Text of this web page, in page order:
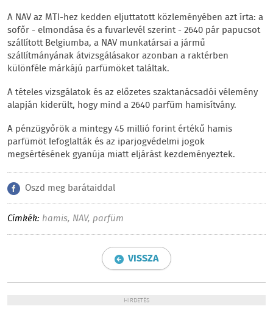
A NAV az MTI-hez kedden eljuttatott közleményében azt írta: a
sofőr - elmondása és a fuvarlevél szerint - 2640 pár papucsot
szállított Belgiumba, a NAV munkatársai a jármű
szállítmányának átvizsgálásakor azonban a raktérben
különféle márkájú parfümöket találtak.
A tételes vizsgálatok és az előzetes szaktanácsadói vélemény
alapján kiderült, hogy mind a 2640 parfüm hamisítvány.
A pénzügyőrök a mintegy 45 millió forint értékű hamis
parfümöt lefoglalták és az iparjogvédelmi jogok
megsértésének gyanúja miatt eljárást kezdeményeztek.
Oszd meg barátaiddal
Címkék: hamis, NAV, parfüm
VISSZA
HIRDETÉS